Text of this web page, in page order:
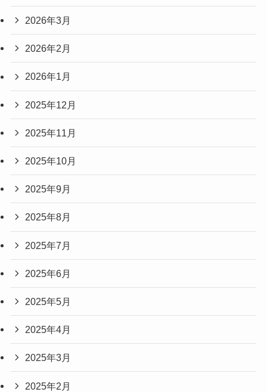
2026年3月
2026年2月
2026年1月
2025年12月
2025年11月
2025年10月
2025年9月
2025年8月
2025年7月
2025年6月
2025年5月
2025年4月
2025年3月
2025年2月